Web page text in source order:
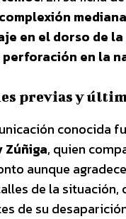
complexión mediana
en el dorso de la
perforación en la
previas y
conocida
Zúñiga, quien
aunque
de la
de su